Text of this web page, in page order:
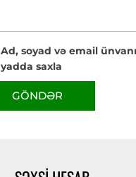
Ad, soyad və email
yadda saxla
GÖNDƏR